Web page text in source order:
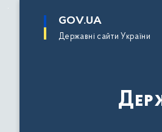
основного
GOV.UA
Державні сайти України